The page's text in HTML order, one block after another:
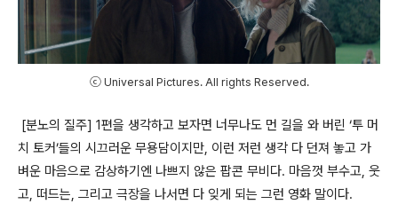
ⓒ Universal Pictures. All rights Reserved.
[분노의 질주] 1편을 생각하고 보자면 너무나도 먼 길을 와 버린 ‘투 머
치 토커’들의 시끄러운 무용담이지만, 이런 저런 생각 다 던져 놓고 가
벼운 마음으로 감상하기엔 나쁘지 않은 팝콘 무비다. 마음껏 부수고, 웃
고, 떠드는, 그리고 극장을 나서면 다 잊게 되는 그런 영화 말이다.